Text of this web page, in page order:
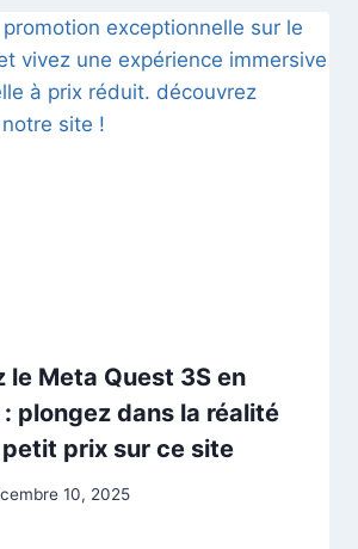
le Meta Quest 3S en
plongez dans la réalité
prix sur ce site
10, 2025